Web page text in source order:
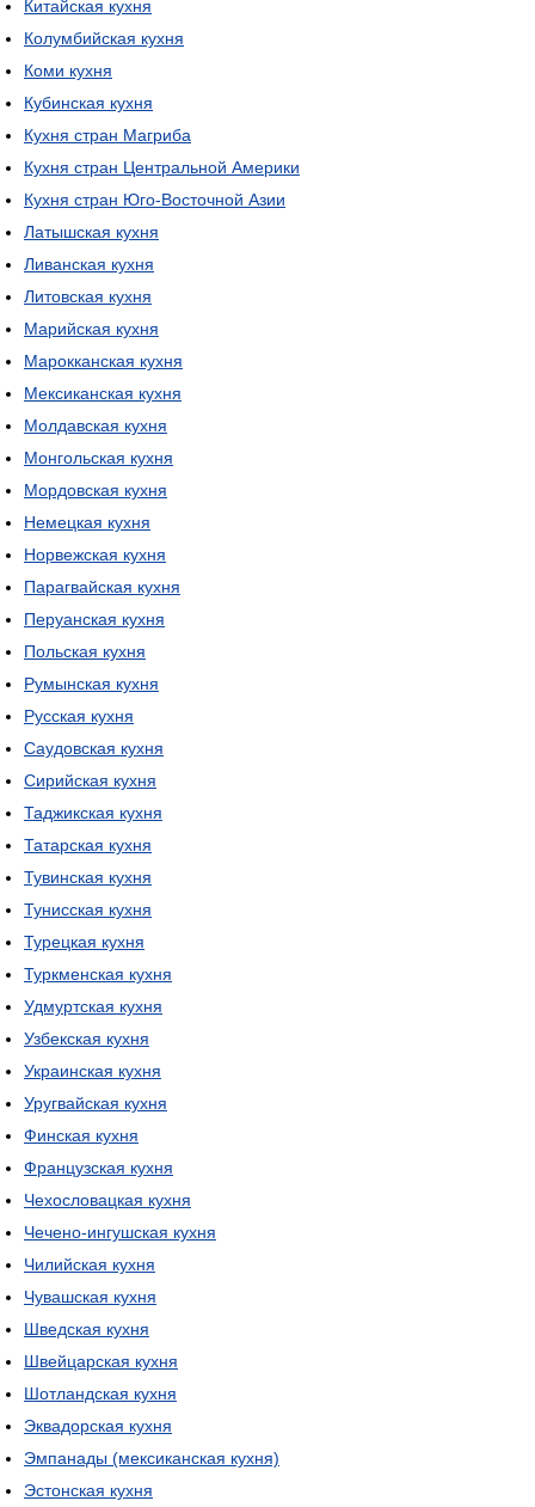
Китайская кухня
Колумбийская кухня
Коми кухня
Кубинская кухня
Кухня стран Магриба
Кухня стран Центральной Америки
Кухня стран Юго-Восточной Азии
Латышская кухня
Ливанская кухня
Литовская кухня
Марийская кухня
Марокканская кухня
Мексиканская кухня
Молдавская кухня
Монгольская кухня
Мордовская кухня
Немецкая кухня
Норвежская кухня
Парагвайская кухня
Перуанская кухня
Польская кухня
Румынская кухня
Русская кухня
Саудовская кухня
Сирийская кухня
Таджикская кухня
Татарская кухня
Тувинская кухня
Тунисская кухня
Турецкая кухня
Туркменская кухня
Удмуртская кухня
Узбекская кухня
Украинская кухня
Уругвайская кухня
Финская кухня
Французская кухня
Чехословацкая кухня
Чечено-ингушская кухня
Чилийская кухня
Чувашская кухня
Шведская кухня
Швейцарская кухня
Шотландская кухня
Эквадорская кухня
Эмпанады (мексиканская кухня)
Эстонская кухня